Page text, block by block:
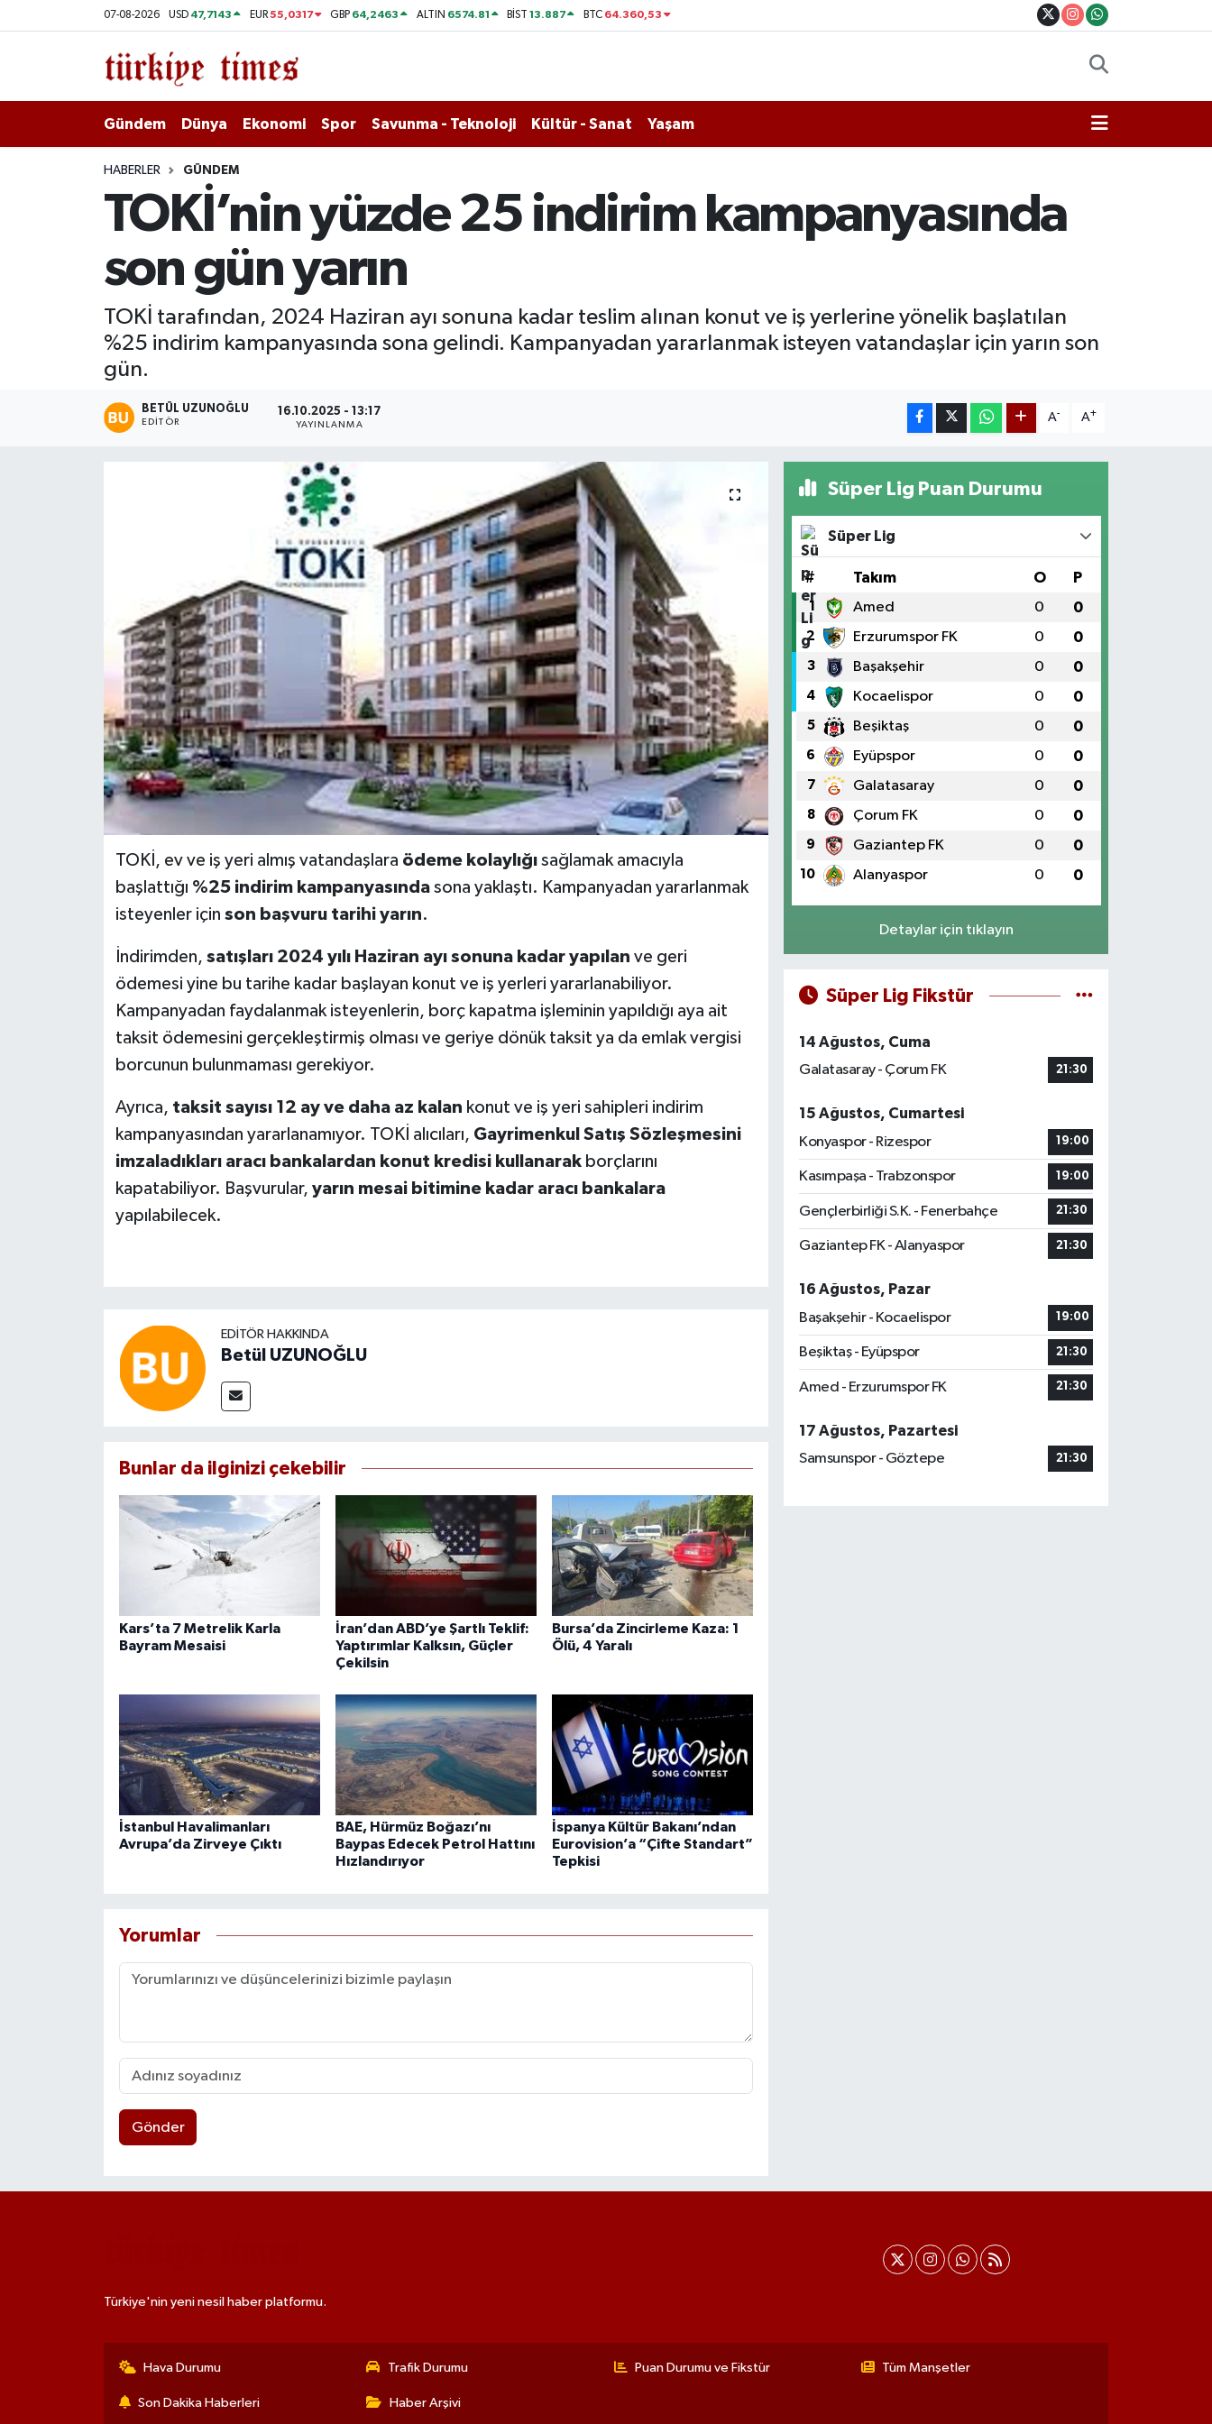
07-08-2026 USD 47,7143 EUR55,0317 GBP 64,2463 ALTIN 6574.81 BİST13.887 BTC 64.360,53
Gündem Dünya Ekonomi Spor Savunma - Teknoloji Kültür - Sanat Yaşam
HABERLER GÜNDEM
TOKİ’nin yüzde 25 indirim kampanyasında
son gün yarın
TOKİ tarafından, 2024 Haziran ayı sonuna kadar teslim alınan konut ve iş yerlerine yönelik başlatılan
%25 indirim kampanyasında sona gelindi. Kampanyadan yararlanmak isteyen vatandaşlar için yarın son
gün.
BETÜL UZUNOĞLU
EDITÖR
16.10.2025 - 13:17
YAYINLANMA
A- A+
TOKİ, ev ve iş yeri almış vatandaşlara ödeme kolaylığısağlamak amacıyla
başlattığı %25 indirim kampanyasındasona yaklaştı. Kampanyadan yararlanmak
isteyenler için son başvuru tarihi yarın.
İndirimden, satışları 2024 yılı Haziran ayı sonuna kadar yapılan ve geri
ödemesi yine bu tarihe kadar başlayan konut ve iş yerleri yararlanabiliyor.
Kampanyadan faydalanmak isteyenlerin, borç kapatma işleminin yapıldığı aya ait
taksit ödemesini gerçekleştirmiş olması ve geriye dönük taksit ya da emlak vergisi
borcunun bulunmaması gerekiyor.
Ayrıca, taksit sayısı 12 ay ve daha az kalan konut ve iş yeri sahipleri indirim
kampanyasından yararlanamıyor. TOKİ alıcıları, Gayrimenkul Satış Sözleşmesini
imzaladıkları aracı bankalardan konut kredisi kullanarakborçlarını
kapatabiliyor. Başvurular, yarın mesai bitimine kadar aracı bankalara
yapılabilecek.
EDITÖR HAKKINDA
Betül UZUNOĞLU
Bunlar da ilginizi çekebilir
Kars’ta 7 Metrelik Karla
Bayram Mesaisi
İran’dan ABD’ye Şartlı Teklif:
Yaptırımlar Kalksın, Güçler
Çekilsin
Bursa’da Zincirleme Kaza: 1
Ölü, 4 Yaralı
İstanbul Havalimanları
Avrupa’da Zirveye Çıktı
BAE, Hürmüz Boğazı’nı
Baypas Edecek Petrol Hattını
Hızlandırıyor
İspanya Kültür Bakanı’ndan
Eurovision’a “Çifte Standart”
Tepkisi
Yorumlar
Gönder
Süper Lig Puan Durumu
Süper Lig
# Takım O P
1 Amed 0 0
2 Erzurumspor FK 0 0
3 Başakşehir 0 0
4 Kocaelispor 0 0
5 Beşiktaş 0 0
6 Eyüpspor 0 0
7 Galatasaray 0 0
8 Çorum FK 0 0
9 Gaziantep FK 0 0
10 Alanyaspor 0 0
Detaylar için tıklayın
Süper Lig Fikstür
14 Ağustos, Cuma
Galatasaray - Çorum FK
21:30
15 Ağustos, Cumartesi
Konyaspor - Rizespor
19:00
Kasımpaşa - Trabzonspor 19:00
Gençlerbirliği S.K. - Fenerbahçe 21:30
Gaziantep FK - Alanyaspor 21:30
16 Ağustos, Pazar
Başakşehir - Kocaelispor
19:00
Beşiktaş - Eyüpspor 21:30
Amed - Erzurumspor FK 21:30
17 Ağustos, Pazartesi
Samsunspor - Göztepe
21:30
Türkiye'nin yeni nesil haber platformu.
Hava Durumu Trafik Durumu Puan Durumu ve Fikstür Tüm Manşetler
Son Dakika Haberleri Haber Arşivi
Gündem
Hava Durumu
Süper Lig Puan Durumu ve Fikstür
Tüm Manşetler